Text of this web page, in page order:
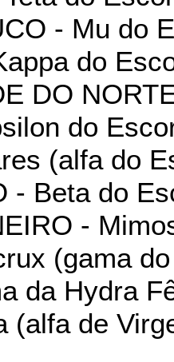
- Mu do
do
DO
do
(alfa do
- Beta do
-
(gama
da Hydra
(alfa de